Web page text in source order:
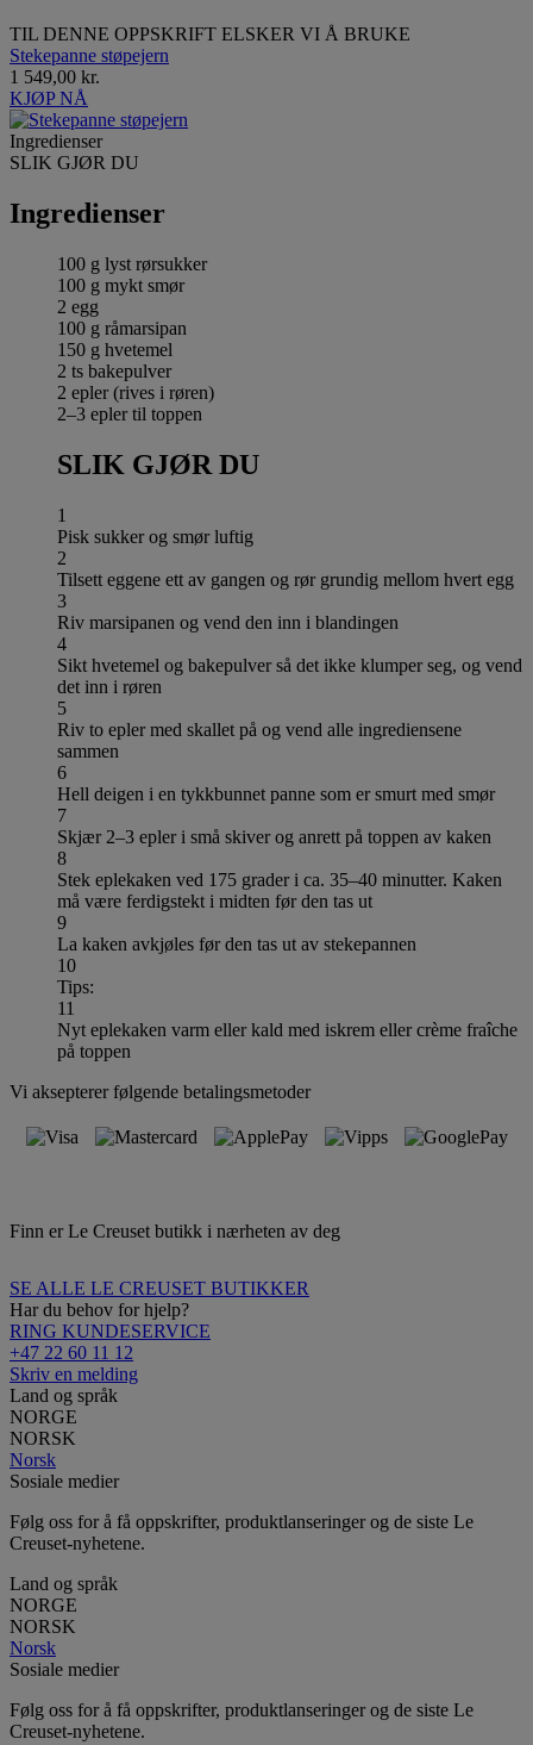
TIL DENNE OPPSKRIFT ELSKER VI Å BRUKE
Stekepanne støpejern
1 549,00 kr.
KJØP NÅ
Ingredienser
SLIK GJØR DU
Ingredienser
100 g lyst rørsukker
100 g mykt smør
2 egg
100 g råmarsipan
150 g hvetemel
2 ts bakepulver
2 epler (rives i røren)
2–3 epler til toppen
SLIK GJØR DU
1
Pisk sukker og smør luftig
2
Tilsett eggene ett av gangen og rør grundig mellom hvert egg
3
Riv marsipanen og vend den inn i blandingen
4
Sikt hvetemel og bakepulver så det ikke klumper seg, og vend
det inn i røren
5
Riv to epler med skallet på og vend alle ingrediensene
sammen
6
Hell deigen i en tykkbunnet panne som er smurt med smør
7
Skjær 2–3 epler i små skiver og anrett på toppen av kaken
8
Stek eplekaken ved 175 grader i ca. 35–40 minutter. Kaken
må være ferdigstekt i midten før den tas ut
9
La kaken avkjøles før den tas ut av stekepannen
10
Tips:
11
Nyt eplekaken varm eller kald med iskrem eller crème fraîche
på toppen
Vi aksepterer følgende betalingsmetoder
Finn er Le Creuset butikk i nærheten av deg
SE ALLE LE CREUSET BUTIKKER
Har du behov for hjelp?
RING KUNDESERVICE
+47 22 60 11 12
Skriv en melding
Land og språk
NORGE
NORSK
Norsk
Sosiale medier
Følg oss for å få oppskrifter, produktlanseringer og de siste Le
Creuset-nyhetene.
Land og språk
NORGE
NORSK
Norsk
Sosiale medier
Følg oss for å få oppskrifter, produktlanseringer og de siste Le
Creuset-nyhetene.